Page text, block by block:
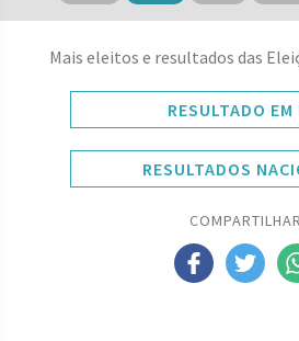
Mais eleitos e resultados das
RESULTADO EM
RESULTADOS
COMPARTILHAR